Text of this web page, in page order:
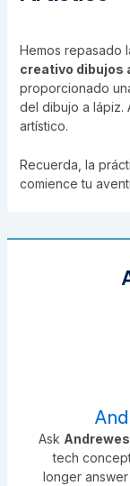
Hemos repasado
creativo dibujos
proporcionado
del dibujo a lápiz.
artístico.
Recuerda, la
comience tu
Ask
tech
longer